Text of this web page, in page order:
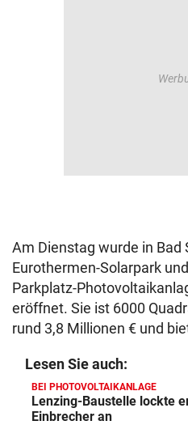
Am Dienstag wurde in Bad
Eurothermen-Solarpark
Parkplatz-
eröffnet. Sie ist 6000
rund 3,8 Millionen € und
Lesen Sie auch:
BEI PHOTOVOLTAIKANLAGE
Lenzing-Baustelle lockte
Einbrecher an